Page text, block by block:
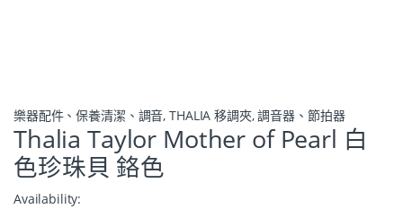
樂器配件、保養清潔、調音,THALIA 移調夾,調音器、節拍器
Thalia Taylor Mother of Pearl 白
色珍珠貝 鉻色
Availability: